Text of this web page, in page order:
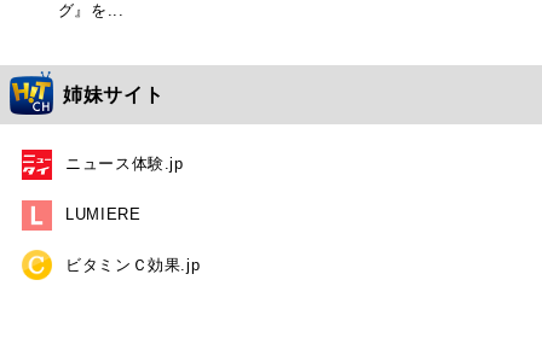
グ』を...
姉妹サイト
ニュース体験.jp
LUMIERE
ビタミンＣ効果.jp